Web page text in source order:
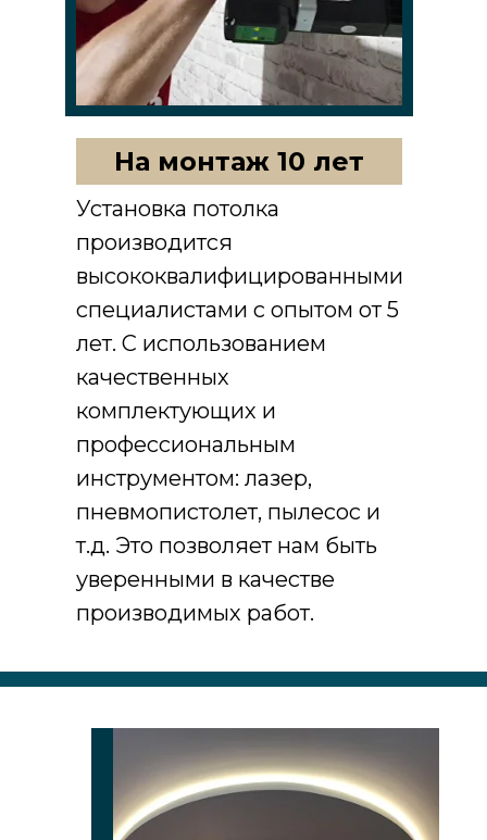
На монтаж 10 лет
Установка потолка
производится
высококвалифицированными
специалистами с опытом от 5
лет. С использованием
качественных
комплектующих и
профессиональным
инструментом: лазер,
пневмопистолет, пылесос и
т.д. Это позволяет нам быть
уверенными в качестве
производимых работ.